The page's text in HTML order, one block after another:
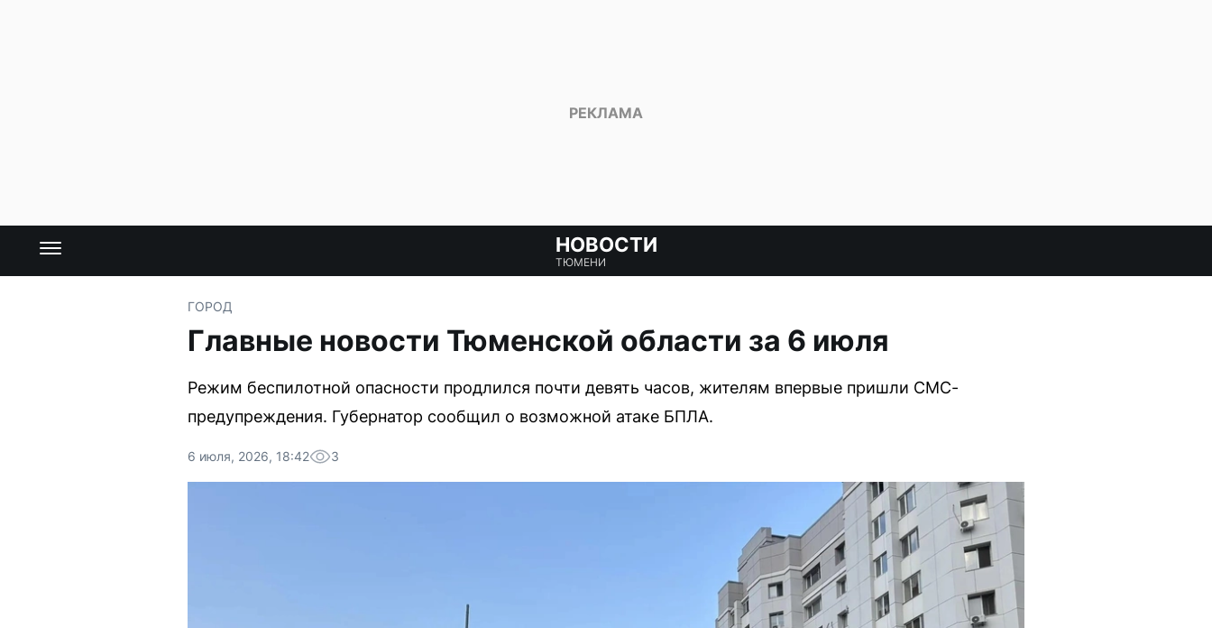
НОВОСТИ
ТЮМЕНИ
ГОРОД
Главные новости Тюменской области за 6 июля
Режим беспилотной опасности продлился почти девять часов, жителям впервые пришли СМС-
предупреждения. Губернатор сообщил о возможной атаке БПЛА.
6 июля, 2026, 18:42 3